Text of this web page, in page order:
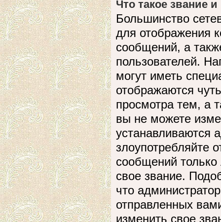
Что такое звание
Большинство
для отображения
сообщений, а
пользователей.
могут иметь
отображаются
просмотра тем, а
вы не можете
устанавливаются
злоупотребляйте
сообщений
свое звание.
что
отправленных
изменить свое